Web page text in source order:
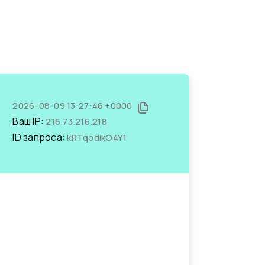
2026-08-09 13:27:46 +0000
Ваш IP:216.73.216.218
ID запроса:kRTqodikO4Y1